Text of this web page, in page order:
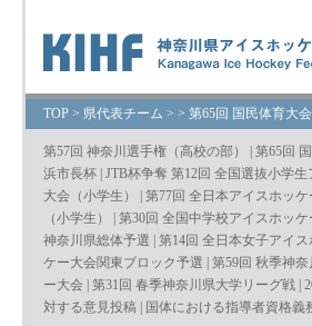
TOP > 県代表チーム > > 第65回 国民体育大
第57回 神奈川選手権（高校の部） | 第65回
浜市長杯 | JTB杯争奪 第12回 全国選抜小学
大会（小学生）
| 第77回 全日本アイスホッ
（小学生）
| 第30回 全国中学校アイスホッケ
神奈川県総体予選 | 第14回 全日本女子アイ
ケー大会関東ブロック予選 | 第59回 秋季神
ー大会 | 第31回 春季神奈川県大学リーグ戦 |
対する意見投稿 | 国体における指導者資格義